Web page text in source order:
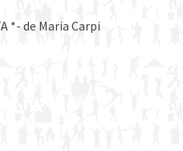
*- de Maria Carpi